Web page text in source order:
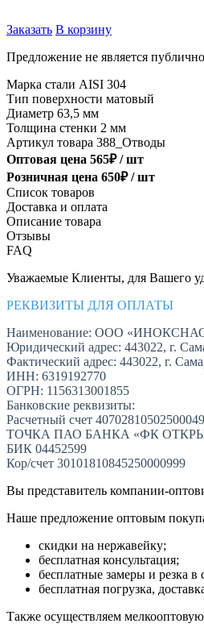
Заказать В корзину
Предложение не является
Марка стали AISI 304
Тип поверхности матовый
Диаметр 63,5 мм
Толщина стенки 2 мм
Артикул товара 388_Отводы
Оптовая цена 565₽ /шт
Розничная цена 650₽ /шт
Список товаров
Доставка и оплата
Описание товара
Отзывы
FAQ
Уважаемые Клиенты, для Вашего
РЕКВИЗИТЫ ДЛЯ ОПЛАТЫ
Наименование: ООО
Юридический адрес: 443022, г.
Фактический адрес: 443022, г.
ИНН: 6319192770
ОГРН: 1156313001855
Банковские реквизиты:
Расчетный счет
ТОЧКА ПАО БАНКА «ФК
БИК 04452599
Кор/счет 30101810845250000999
Вы представитель компании-
Наше предложение оптовым
скидки на нержавейку;
бесплатная консультация;
бесплатные замеры и резка
бесплатная погрузка,
Также осуществляем